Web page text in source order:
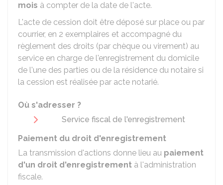
mois à compter de la date de l'acte.
L'acte de cession doit être déposé sur place ou par
courrier, en 2 exemplaires et accompagné du
règlement des droits (par chèque ou virement) au
service en charge de l'enregistrement du domicile
de l'une des parties ou de la résidence du notaire si
la cession est réalisée par acte notarié.
Où s'adresser ?
Service fiscal de l'enregistrement
Paiement du droit d'enregistrement
La transmission d'actions donne lieu au paiement
d'un droit d'enregistrement à l'administration
fiscale.